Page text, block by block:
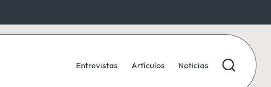
Entrevistas Artículos Noticias